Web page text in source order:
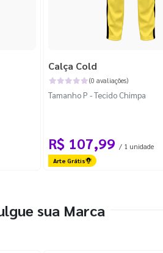
Calça Cold
(0 avaliações)
Tamanho P - Tecido Chimpa
R$ 107,99 / 1 unidade
Arte Grátis
sua Marca